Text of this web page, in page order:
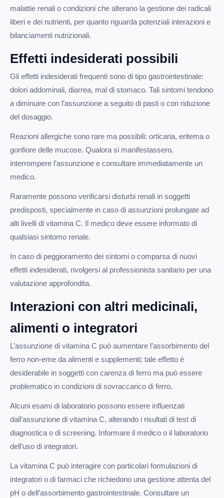
malattie renali o condizioni che alterano la gestione dei radicali
liberi e dei nutrienti, per quanto riguarda potenziali interazioni e
bilanciamenti nutrizionali.
Effetti indesiderati possibili
Gli effetti indesiderati frequenti sono di tipo gastrointestinale:
dolori addominali, diarrea, mal di stomaco. Tali sintomi tendono
a diminuire con l’assunzione a seguito di pasti o con riduzione
del dosaggio.
Reazioni allergiche sono rare ma possibili: orticaria, eritema o
gonfiore delle mucose. Qualora si manifestassero,
interrompere l’assunzione e consultare immediatamente un
medico.
Raramente possono verificarsi disturbi renali in soggetti
predisposti, specialmente in caso di assunzioni prolungate ad
alti livelli di vitamina C. Il medico deve essere informato di
qualsiasi sintomo renale.
In caso di peggioramento dei sintomi o comparsa di nuovi
effetti indesiderati, rivolgersi al professionista sanitario per una
valutazione approfondita.
Interazioni con altri medicinali,
alimenti o integratori
L’assunzione di vitamina C può aumentare l’assorbimento del
ferro non-eme da alimenti e supplementi; tale effetto è
desiderabile in soggetti con carenza di ferro ma può essere
problematico in condizioni di sovraccarico di ferro.
Alcuni esami di laboratorio possono essere influenzati
dall’assunzione di vitamina C, alterando i risultati di test di
diagnostica o di screening. Informare il medico o il laboratorio
dell’uso di integratori.
La vitamina C può interagire con particolari formulazioni di
integratori o di farmaci che richiedono una gestione attenta del
pH o dell’assorbimento gastrointestinale. Consultare un